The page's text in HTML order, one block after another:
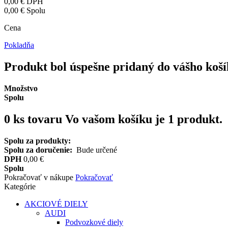
0,00 € Spolu
Cena
Pokladňa
Produkt bol úspešne pridaný do vášho
Množstvo
Spolu
0 ks tovaru Vo vašom košíku je 1 produkt.
Spolu za produkty:
Spolu za doručenie: Bude určené
DPH 0,00 €
Spolu
Pokračovať v nákupe Pokračovať
Kategórie
AKCIOVÉ DIELY
AUDI
Podvozkové diely